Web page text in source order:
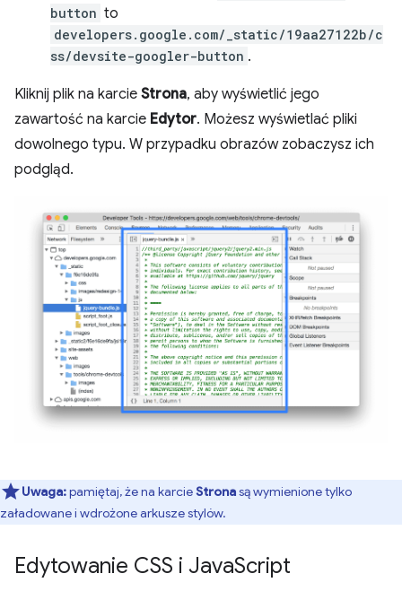
button to
developers.google.com/_static/19aa27122b/c
ss/devsite-googler-button .
Kliknij plik na karcie Strona, aby wyświetlić jego
zawartość na karcie Edytor. Możesz wyświetlać pliki
dowolnego typu. W przypadku obrazów zobaczysz ich
podgląd.
Uwaga:pamiętaj, że na karcieStronasą wymienione tylko
załadowane i wdrożone arkusze stylów.
Edytowanie CSS i JavaScript